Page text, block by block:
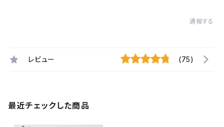
通報する
レビュー (75)
最近チェックした商品